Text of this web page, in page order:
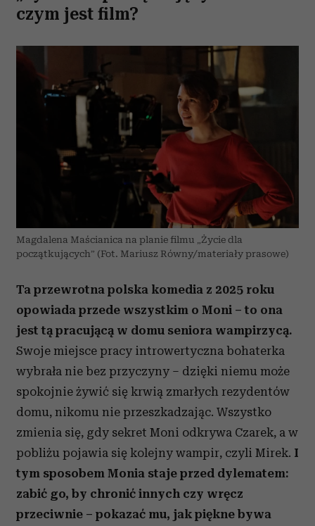
czym jest film?
Magdalena Maścianica na planie filmu „Życie dla
początkujących” (Fot. Mariusz Równy/materiały prasowe)
Ta przewrotna polska komedia z 2025 roku
opowiada przede wszystkim o Moni – to ona
jest tą pracującą w domu seniora wampirzycą.
Swoje miejsce pracy introwertyczna bohaterka
wybrała nie bez przyczyny – dzięki niemu może
spokojnie żywić się krwią zmarłych rezydentów
domu, nikomu nie przeszkadzając. Wszystko
zmienia się, gdy sekret Moni odkrywa Czarek, a w
pobliżu pojawia się kolejny wampir, czyli Mirek. I
tym sposobem Monia staje przed dylematem:
zabić go, by chronić innych czy wręcz
przeciwnie – pokazać mu, jak piękne bywa